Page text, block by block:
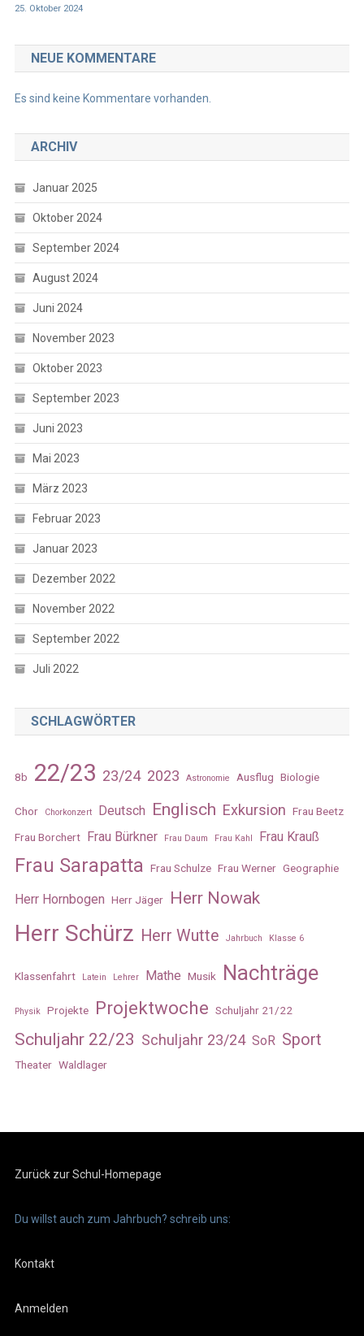
25. Oktober 2024
NEUE KOMMENTARE
Es sind keine Kommentare vorhanden.
ARCHIV
Januar 2025
Oktober 2024
September 2024
August 2024
Juni 2024
November 2023
Oktober 2023
September 2023
Juni 2023
Mai 2023
März 2023
Februar 2023
Januar 2023
Dezember 2022
November 2022
September 2022
Juli 2022
SCHLAGWÖRTER
8b 22/23 23/24 2023 Astronomie Ausflug Biologie
Chor Chorkonzert Deutsch Englisch Exkursion Frau Beetz
Frau Borchert Frau Bürkner Frau Daum Frau Kahl Frau Krauß
Frau Sarapatta Frau Schulze Frau Werner Geographie
Herr Hornbogen Herr Jäger Herr Nowak
Herr Schürz Herr Wutte Jahrbuch Klasse 6
Klassenfahrt Latein Lehrer Mathe Musik Nachträge
Physik Projekte Projektwoche Schuljahr 21/22
Schuljahr 22/23 Schuljahr 23/24 SoR Sport
Theater Waldlager
Zurück zur Schul-Homepage
Du willst auch zum Jahrbuch? schreib uns:
Kontakt
Anmelden